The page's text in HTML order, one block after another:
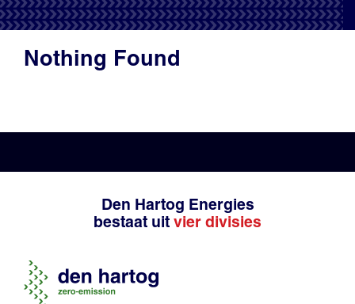
Productadvies
Nothing Found
Den Hartog Energies
bestaat uit vier divisies